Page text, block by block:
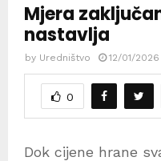
Mjera
nastavlja
by Uredništvo 12/01/2026
0
Dok cijene hrane